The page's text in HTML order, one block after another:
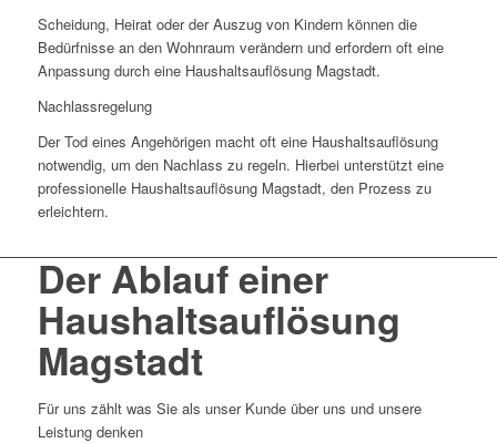
Scheidung, Heirat oder der Auszug von Kindern können die
Bedürfnisse an den Wohnraum verändern und erfordern oft eine
Anpassung durch eine Haushaltsauflösung Magstadt.
Nachlassregelung
Der Tod eines Angehörigen macht oft eine Haushaltsauflösung
notwendig, um den Nachlass zu regeln. Hierbei unterstützt eine
professionelle Haushaltsauflösung Magstadt, den Prozess zu
erleichtern.
Der Ablauf einer
Haushaltsauflösung
Magstadt
Für uns zählt was Sie als unser Kunde über uns und unsere
Leistung denken